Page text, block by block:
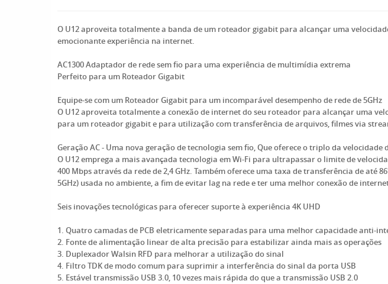
O U12 aproveita totalmente a banda de um roteador gigabit para alcançar uma
emocionante experiência na internet.
AC1300 Adaptador de rede sem fio para uma experiência de multimídia extrema
Perfeito para um Roteador Gigabit
Equipe-se com um Roteador Gigabit para um incomparável desempenho de rede de 5GHz
O U12 aproveita totalmente a conexão de internet do seu roteador para alcançar uma
para um roteador gigabit e para utilização com transferência de arquivos, filmes via
Geração AC - Uma nova geração de tecnologia sem fio, Que oferece o triplo da velocidade
O U12 emprega a mais avançada tecnologia em Wi-Fi para ultrapassar o limite de
400 Mbps através da rede de 2,4 GHz. Também oferece uma taxa de transferência de até
5GHz) usada no ambiente, a fim de evitar lag na rede e ter uma melhor conexão de
Seis inovações tecnológicas para oferecer suporte à experiência 4K UHD
1. Quatro camadas de PCB eletricamente separadas para uma melhor capacidade anti-
2. Fonte de alimentação linear de alta precisão para estabilizar ainda mais as operações
3. Duplexador Walsin RFD para melhorar a utilização do sinal
4. Filtro TDK de modo comum para suprimir a interferência do sinal da porta USB
5. Estável transmissão USB 3.0, 10 vezes mais rápida do que a transmissão USB 2.0